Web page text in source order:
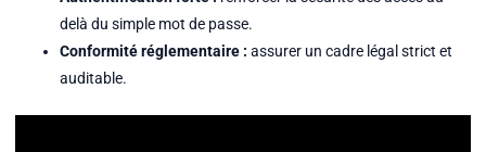
delà du simple mot de passe.
Conformité réglementaire : assurer un cadre légal strict et
auditable.